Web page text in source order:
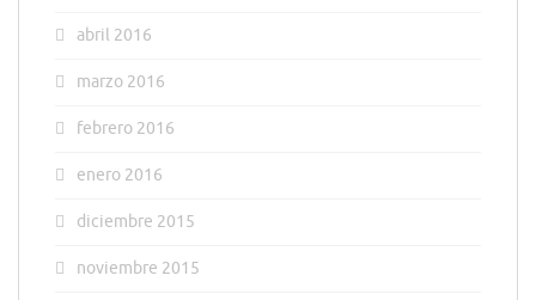
abril 2016
marzo 2016
febrero 2016
enero 2016
diciembre 2015
noviembre 2015